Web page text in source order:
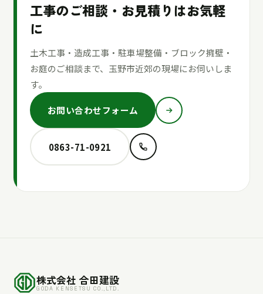
工事のご相談・お見積りはお気軽
に
土木工事・造成工事・駐車場整備・ブロック擁壁・
お庭のご相談まで、玉野市近郊の現場にお伺いしま
す。
お問い合わせフォーム
0863-71-0921
株式会社 合田建設
GODA KENSETSU CO.,LTD.